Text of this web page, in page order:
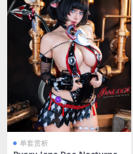
单套赏析